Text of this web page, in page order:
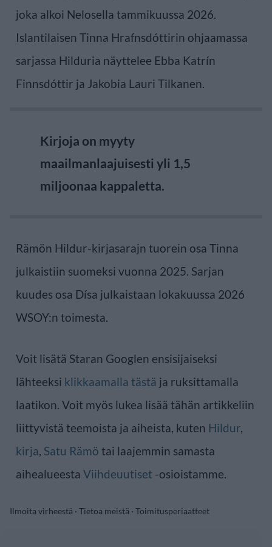
joka alkoi Nelosella tammikuussa 2026.
Islantilaisen Tinna Hrafnsdóttirin ohjaamassa
sarjassa Hilduria näyttelee Ebba Katrín
Finnsdóttir ja Jakobia Lauri Tilkanen.
Kirjoja on myyty
maailmanlaajuisesti yli 1,5
miljoonaa kappaletta.
Rämön Hildur-kirjasarajn tuorein osa Tinna
julkaistiin suomeksi vuonna 2025. Sarjan
kuudes osa Dísa julkaistaan lokakuussa 2026
WSOY:n toimesta.
Voit lisätä Staran Googlen ensisijaiseksi
lähteeksi klikkaamalla tästä ja ruksittamalla
laatikon. Voit myös lukea lisää tähän artikkeliin
liittyvistä teemoista ja aiheista, kuten Hildur,
kirja, Satu Rämö tai laajemmin samasta
aihealueesta Viihdeuutiset -osioistamme.
Ilmoita virheestä · Tietoa meistä · Toimitusperiaatteet